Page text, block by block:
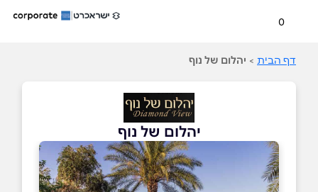
0
דף הבית > יהלום של נוף
יהלום של נוף